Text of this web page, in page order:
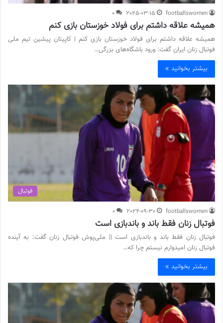
footballswomen
2025-03-15
0
همیشه علاقه داشتم برای فولاد خوزستان بازی کنم
همیشه علاقه داشتم برای فولاد خوزستان بازی کنم | کاپیتان پیشین تیم ملی
فوتبال زنان ایران گفت: ورود باشگاه‌های بزرگی…
بیشتر بخوانید »
فوتبال
footballswomen
2024-09-30
0
فوتبال زنان فقط باند و باندبازی است
فوتبال زنان فقط باند و باندبازی است || ملی‌پوش فوتبال زنان گفت: به آینده
فوتبال زنان امیدوارم نیستم چرا که…
بیشتر بخوانید »